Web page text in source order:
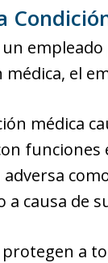
un
médica, el
médica
funciones
adversa
a causa de
protegen a